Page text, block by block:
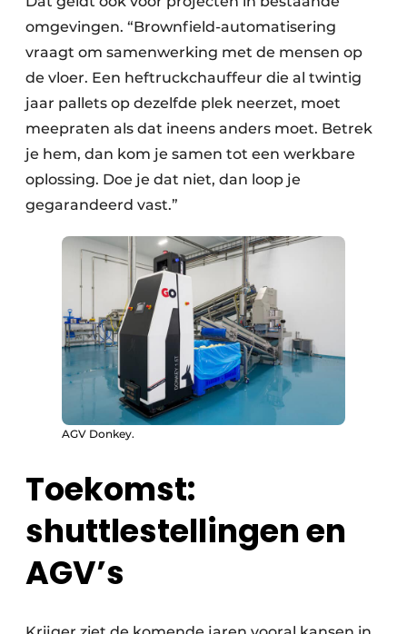
omgevingen. “Brownfield-automatisering
vraagt om samenwerking met de mensen op
de vloer. Een heftruckchauffeur die al twintig
jaar pallets op dezelfde plek neerzet, moet
meepraten als dat ineens anders moet. Betrek
je hem, dan kom je samen tot een werkbare
oplossing. Doe je dat niet, dan loop je
gegarandeerd vast.”
AGV Donkey.
Toekomst:
shuttlestellingen en
AGV’s